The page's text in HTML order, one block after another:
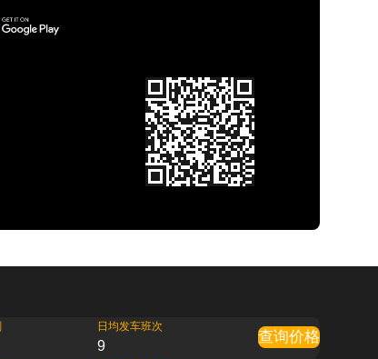
日均发车班次
9
查询价格